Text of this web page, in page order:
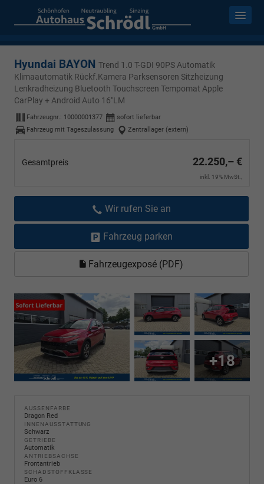
Hyundai BAYON Trend 1.0 T-GDI 90PS Automatik
Klimaautomatik Rückf.Kamera Parksensoren Sitzheizung
Lenkradheizung Bluetooth Touchscreen Tempomat Apple
CarPlay + Android Auto 16"LM
Fahrzeugnr.: 10000001377
sofort lieferbar
Fahrzeug mit Tageszulassung
Zentrallager (extern)
Gesamtpreis 22.250,– €
inkl. 19% MwSt.,
Wir rufen Sie an
Fahrzeug parken
Fahrzeugexposé (PDF)
+18
AUSSENFARBE
Dragon Red
INNENAUSSTATTUNG
Schwarz
GETRIEBE
Automatik
ANTRIEBSACHSE
Frontantrieb
SCHADSTOFFKLASSE
Euro 6